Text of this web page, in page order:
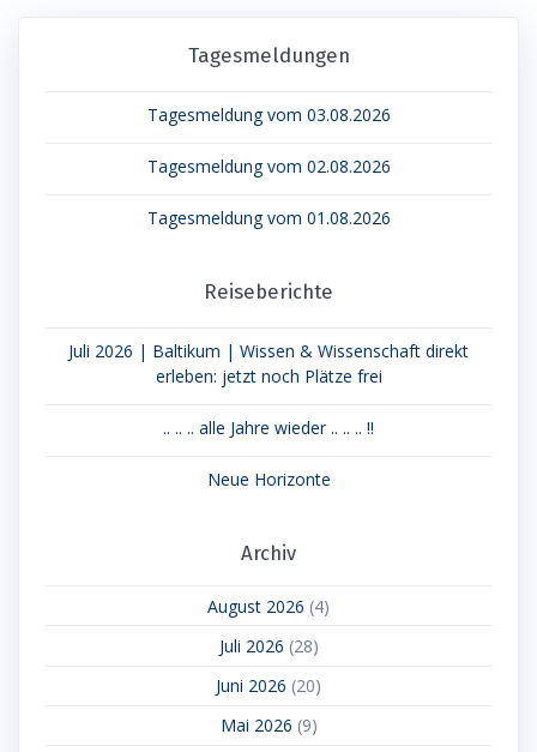
Tagesmeldungen
Tagesmeldung vom 03.08.2026
Tagesmeldung vom 02.08.2026
Tagesmeldung vom 01.08.2026
Reiseberichte
Juli 2026 | Baltikum | Wissen & Wissenschaft direkt
erleben: jetzt noch Plätze frei
.. .. .. alle Jahre wieder .. .. .. !!
Neue Horizonte
Archiv
August 2026 (4)
Juli 2026 (28)
Juni 2026 (20)
Mai 2026 (9)